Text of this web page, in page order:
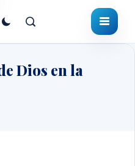
Dios en la